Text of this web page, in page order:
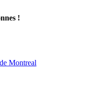
!
Montreal